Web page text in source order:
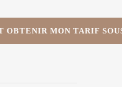
OBTENIR MON TARIF